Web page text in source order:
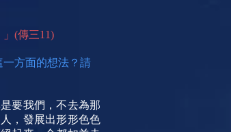
(傳三11)
方面的想法？請
要我們，不去為那
，發展出形形色色